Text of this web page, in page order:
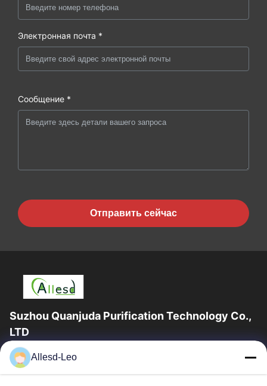
Электронная почта *
Сообщение *
Отправить сейчас
Suzhou Quanjuda Purification Technology Co.,
LTD
опыт 16years, как ведущие изготовитель и экспортер ESD &
продуктов чистой комнаты, мы предлагаем полную
Allesd-Leo